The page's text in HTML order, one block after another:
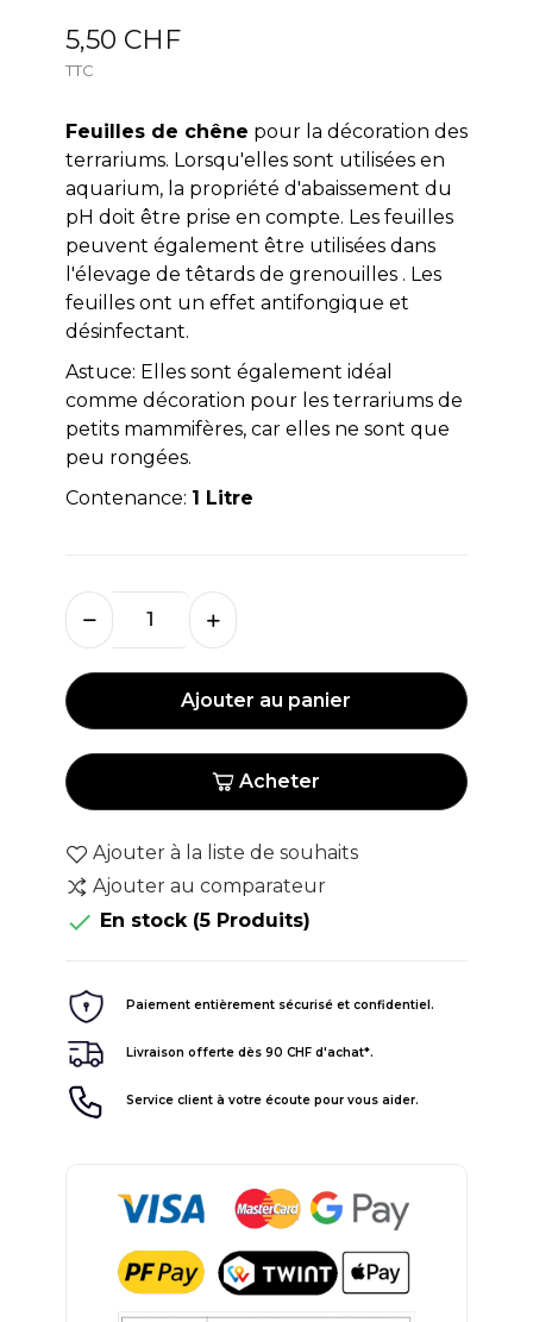
5,50 CHF
TTC
Feuilles de chêne pour la décoration des
terrariums. Lorsqu'elles sont utilisées en
aquarium, la propriété d'abaissement du
pH doit être prise en compte. Les feuilles
peuvent également être utilisées dans
l'élevage de têtards de grenouilles . Les
feuilles ont un effet antifongique et
désinfectant.
Astuce: Elles sont également idéal
comme décoration pour les terrariums de
petits mammifères, car elles ne sont que
peu rongées.
Contenance: 1 Litre
Ajouter au panier
Acheter
Ajouter à la liste de souhaits
Ajouter au comparateur
 En stock (5 Produits)
Paiement entièrement sécurisé et confidentiel.
Livraison offerte dès 90 CHF d'achat*.
Service client à votre écoute pour vous aider.